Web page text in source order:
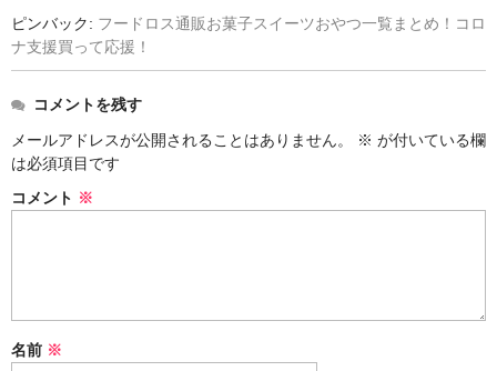
その他
野沢菜
その他
ピンバック: フードロス通販お菓子スイーツおやつ一覧まとめ！コロ
ナ支援買って応援！
コメントを残す
メールアドレスが公開されることはありません。
※ が付いている欄
は必須項目です
コメント ※
名前 ※